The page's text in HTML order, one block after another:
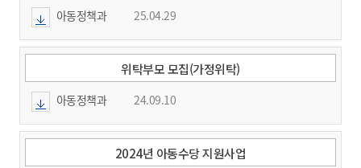
아동정책과 25.04.29
위탁부모 모집(가정위탁)
아동정책과 24.09.10
2024년 아동수당 지원사업